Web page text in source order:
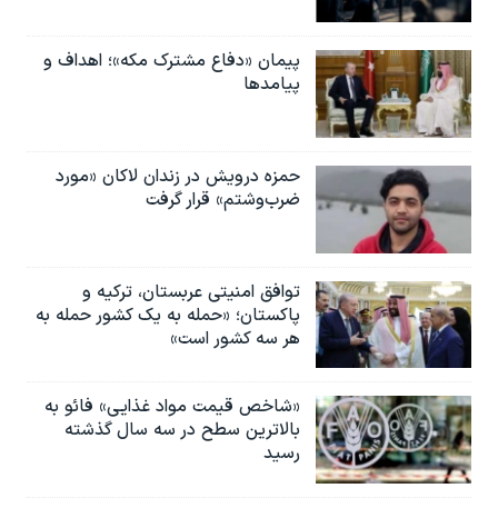
پیمان «دفاع مشترک مکه»؛ اهداف و
پیامدها
حمزه درویش در زندان لاکان «مورد
ضرب‌وشتم» قرار گرفت
توافق امنیتی عربستان، ترکیه و
پاکستان؛ «حمله به یک کشور حمله به
هر سه کشور است»
«شاخص قیمت مواد غذایی» فائو به
بالاترین سطح در سه سال گذشته
رسید